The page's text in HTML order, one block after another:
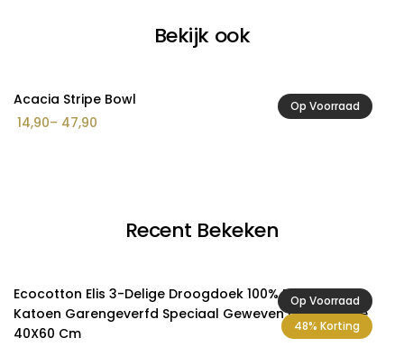
Bekijk ook
Op Voorraad
Acacia Stripe Bowl
14,90– 47,90
Prijsklasse:
Recent Bekeken
Op Voorraad
48% Korting
Ecocotton Elis 3-Delige Droogdoek 100% Biologisch
Katoen Garengeverfd Speciaal Geweven Grijs-Crème
40X60 Cm